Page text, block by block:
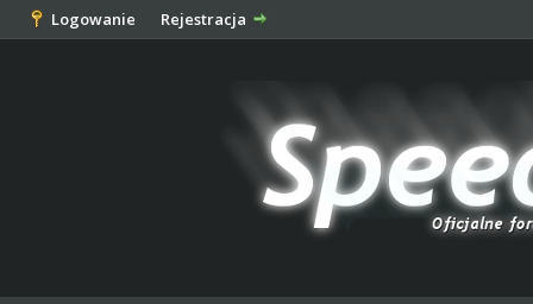
Logowanie Rejestracja